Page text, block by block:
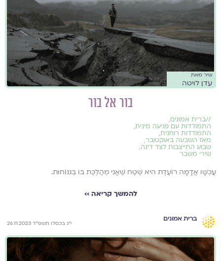
שיר מאת
עדן לויטה
בור אל בור
//ברית אמונים,
התמודדות עם פגיעה מינית,
התמודדות רוחנית,
מאז השבעה באוקטובר,
שבוע התייצבות לצד דינה,
שירי משבר
עַכְשָׁו אֲדָמָה רוֹעֶדֶת הִיא שֶׁטַח שֶׁאֲנִי מְהַלֶּכֶת בּוֹ בְּנִנּוֹחוּת.
להמשך קריאה ››
ברית אמונים
י״ג בכסלו תשפ״ד 26.11.2023